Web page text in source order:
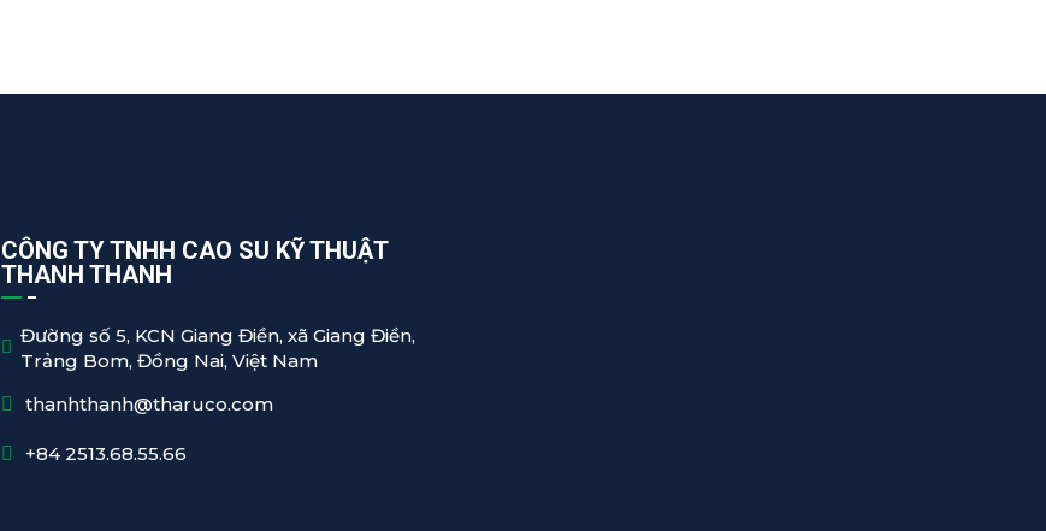
CÔNG TY TNHH CAO SU KỸ THUẬT
THANH THANH
Đường số 5, KCN Giang Điền, xã Giang Điền,
Trảng Bom, Đồng Nai, Việt Nam
thanhthanh@tharuco.com
+84 2513.68.55.66